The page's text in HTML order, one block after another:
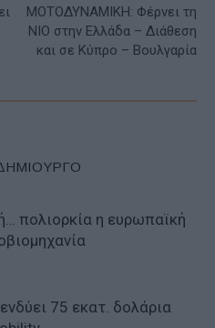
ΜΟΤΟΔΥΝΑΜΙΚΗ: Φέρνει τη
ΝΙΟ στην Ελλάδα – Διάθεση
και σε Κύπρο – Βουλγαρία
πολιορκία η ευρωπαϊκή
75 εκατ. δολάρια